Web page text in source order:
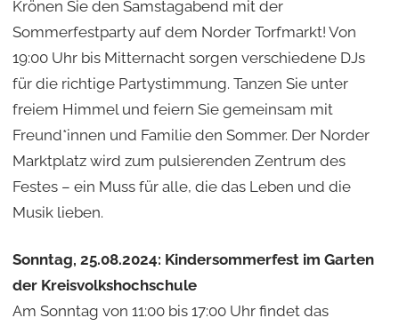
Krönen Sie den Samstagabend mit der
Sommerfestparty auf dem Norder Torfmarkt! Von
19:00 Uhr bis Mitternacht sorgen verschiedene DJs
für die richtige Partystimmung. Tanzen Sie unter
freiem Himmel und feiern Sie gemeinsam mit
Freund*innen und Familie den Sommer. Der Norder
Marktplatz wird zum pulsierenden Zentrum des
Festes – ein Muss für alle, die das Leben und die
Musik lieben.
Sonntag, 25.08.2024: Kindersommerfest im Garten
der Kreisvolkshochschule
Am Sonntag von 11:00 bis 17:00 Uhr findet das